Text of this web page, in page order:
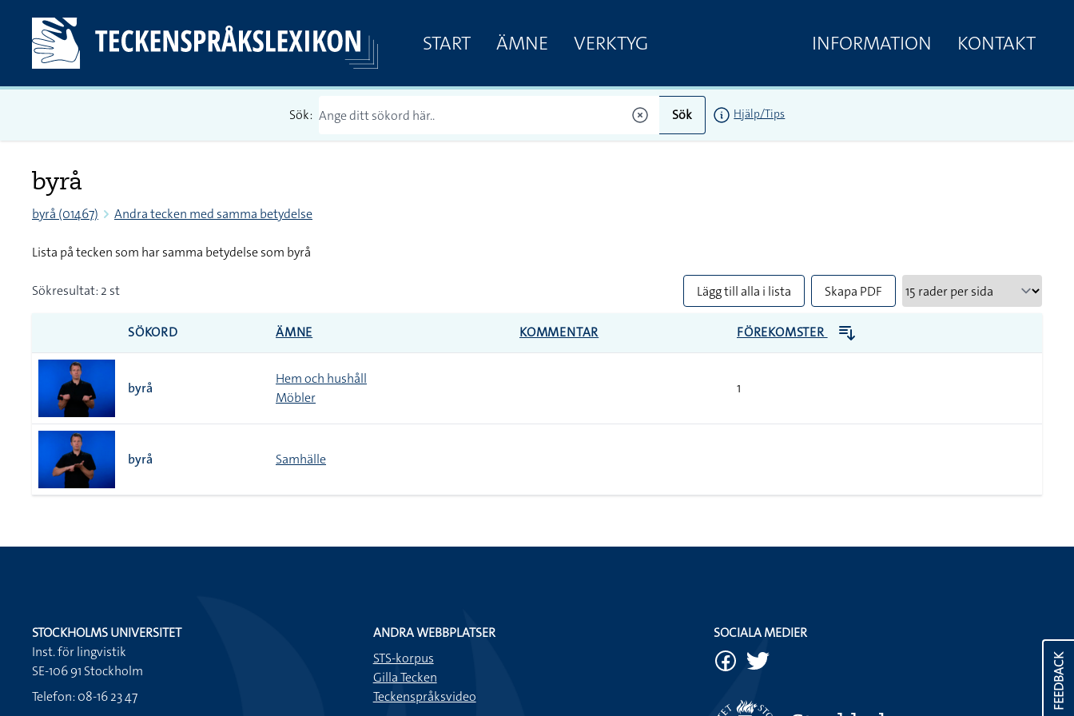
START ÄMNE VERKTYG INFORMATION KONTAKT
Sök: Sök Hjälp/Tips
byrå
byrå (01467) Andra tecken med samma betydelse
Lista på tecken som har samma betydelse som byrå
Sökresultat: 2 st Lägg till alla i lista Skapa PDF
SÖKORD ÄMNE KOMMENTAR FÖREKOMSTER
byrå
Hem och hushåll
Möbler
1
byrå Samhälle
FEEDBACK
STOCKHOLMS UNIVERSITET
Inst. för lingvistik
SE-106 91 Stockholm
Telefon: 08-16 23 47
ANDRA WEBBPLATSER
STS-korpus
Gilla Tecken
Teckenspråksvideo
SOCIALA MEDIER